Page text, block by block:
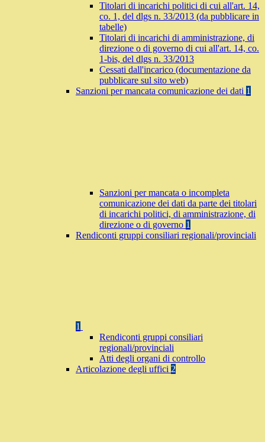
Titolari di incarichi politici di cui all'art. 14,
co. 1, del dlgs n. 33/2013 (da pubblicare in
tabelle)
Titolari di incarichi di amministrazione, di
direzione o di governo di cui all'art. 14, co.
1-bis, del dlgs n. 33/2013
Cessati dall'incarico (documentazione da
pubblicare sul sito web)
Sanzioni per mancata comunicazione dei dati 1
Sanzioni per mancata o incompleta
comunicazione dei dati da parte dei titolari
di incarichi politici, di amministrazione, di
direzione o di governo 1
Rendiconti gruppi consiliari regionali/provinciali
1
Rendiconti gruppi consiliari
regionali/provinciali
Atti degli organi di controllo
Articolazione degli uffici 2